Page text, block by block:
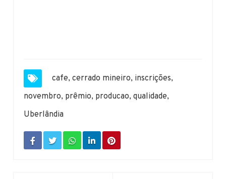
cafe,cerrado mineiro, inscrições,
novembro, prêmio, producao,qualidade,
Uberlândia